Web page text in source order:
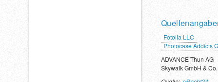
Fotolia LLC
Photocase Addicts
ADVANCE Thun AG
Skywalk GmbH &